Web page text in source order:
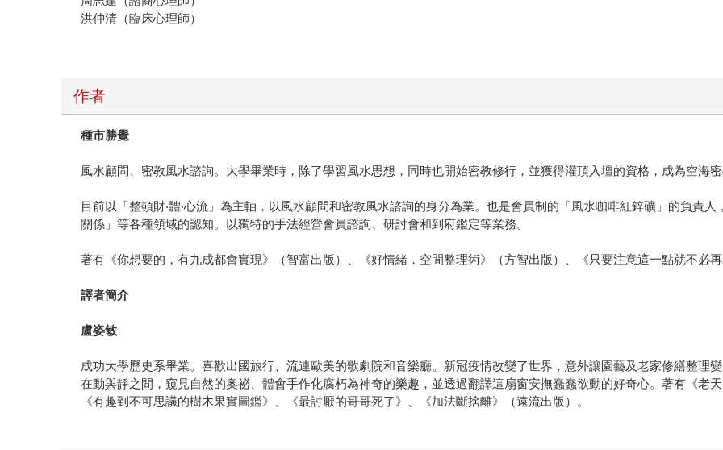
洪仲清（臨床心理師）
作者
種市勝覺
風水顧問、密教風水諮詢。大學畢業時，除了學習風水思想，同時也開始密教修行，並獲得灌頂入壇的資格，成為空海密
目前以「整頓財‧體‧心流」為主軸，以風水顧問和密教風水諮詢的身分為業。也是會員制的「風水咖啡紅鋅礦」的負責
關係」等各種領域的認知。以獨特的手法經營會員諮詢、研討會和到府鑑定等業務。
著有《你想要的，有九成都會實現》（智富出版）、《好情緒．空間整理術》（方智出版）、《只要注意這一點就不必再
譯者簡介
盧姿敏
成功大學歷史系畢業。喜歡出國旅行、流連歐美的歌劇院和音樂廳。新冠疫情改變了世界，意外讓園藝及老家修繕整理
在動與靜之間，窺見自然的奧祕、體會手作化腐朽為神奇的樂趣，並透過翻譯這扇窗安撫蠢蠢欲動的好奇心。著有《老
《有趣到不可思議的樹木果實圖鑑》、《最討厭的哥哥死了》、《加法斷捨離》（遠流出版）。